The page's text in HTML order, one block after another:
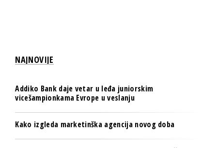
NAJNOVIJE
Addiko Bank daje vetar u leđa juniorskim
vicešampionkama Evrope u veslanju
Kako izgleda marketinška agencija novog doba